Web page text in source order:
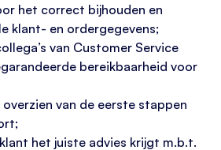
het correct bijhouden en
klant- en ordergegevens;
van Customer Service
bereikbaarheid voor
overzien van de eerste stappen
het juiste advies krijgt m.b.t.